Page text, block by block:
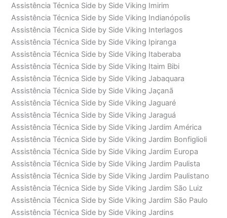
Assistência Técnica Side by Side Viking Imirim
Assistência Técnica Side by Side Viking Indianópolis
Assistência Técnica Side by Side Viking Interlagos
Assistência Técnica Side by Side Viking Ipiranga
Assistência Técnica Side by Side Viking Itaberaba
Assistência Técnica Side by Side Viking Itaim Bibi
Assistência Técnica Side by Side Viking Jabaquara
Assistência Técnica Side by Side Viking Jaçanã
Assistência Técnica Side by Side Viking Jaguaré
Assistência Técnica Side by Side Viking Jaraguá
Assistência Técnica Side by Side Viking Jardim América
Assistência Técnica Side by Side Viking Jardim Bonfiglioli
Assistência Técnica Side by Side Viking Jardim Europa
Assistência Técnica Side by Side Viking Jardim Paulista
Assistência Técnica Side by Side Viking Jardim Paulistano
Assistência Técnica Side by Side Viking Jardim São Luiz
Assistência Técnica Side by Side Viking Jardim São Paulo
Assistência Técnica Side by Side Viking Jardins